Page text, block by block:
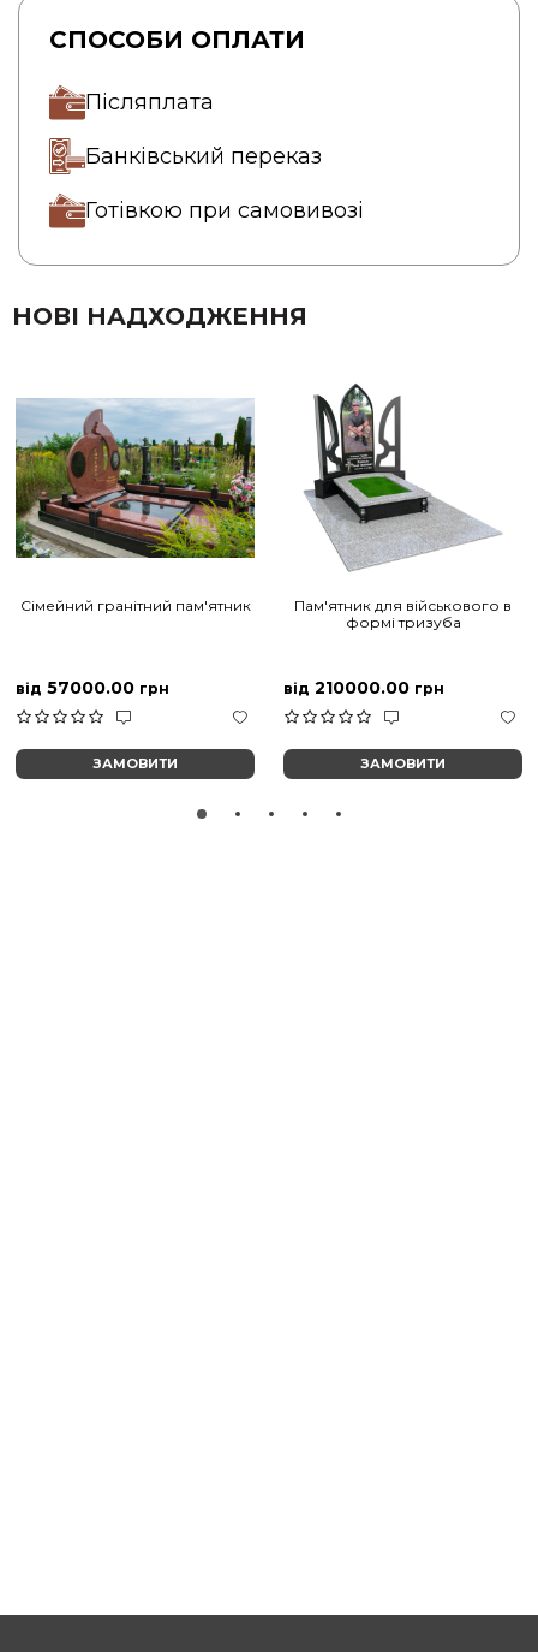
СПОСОБИ ОПЛАТИ
Післяплата
Банківський переказ
Готівкою при самовивозі
НОВІ НАДХОДЖЕННЯ
Сімейний гранітний пам'ятник
від 57000.00 грн
ЗАМОВИТИ
Пам'ятник для військового в
формі тризуба
від 210000.00 грн
ЗАМОВИТИ